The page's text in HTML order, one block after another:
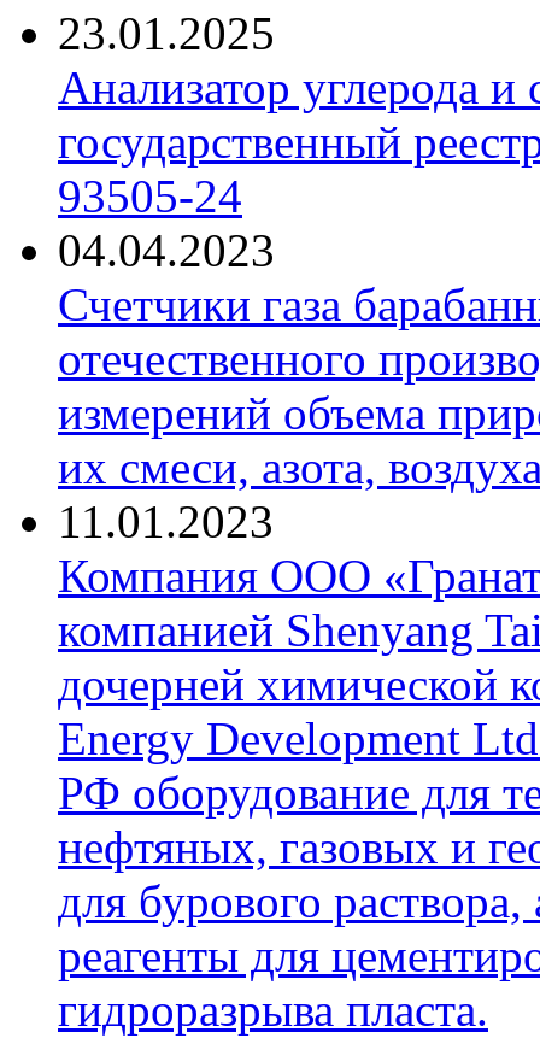
23.01.2025
Анализатор углерода
государственный
93505-24
04.04.2023
Счетчики газа
отечественного
измерений объема
их смеси, азота,
11.01.2023
Компания ООО
компанией Shenyang
дочерней химической
Energy Development
РФ оборудование для
нефтяных, газовых и
для бурового
реагенты для
гидроразрыва пласта.